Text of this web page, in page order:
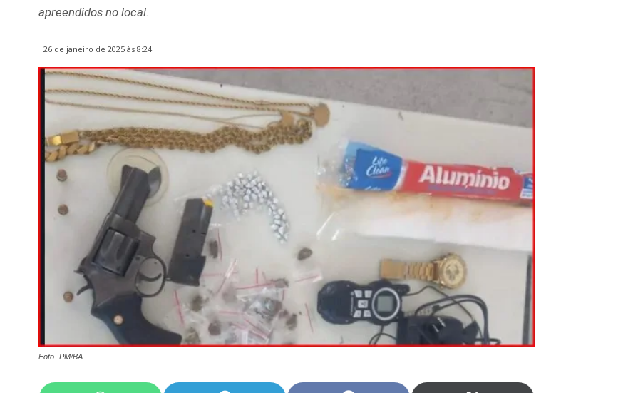
apreendidos no local.
26 de janeiro de 2025 às 8:24
Foto- PM/BA